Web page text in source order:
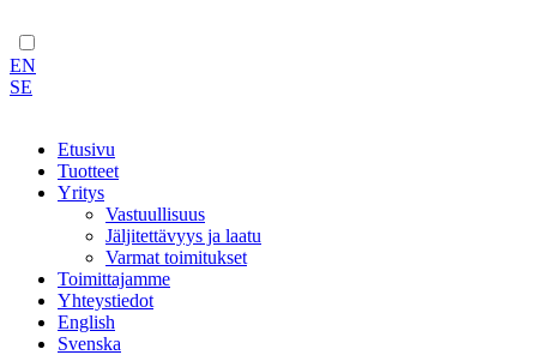
EN
SE
Etusivu
Tuotteet
Yritys
Vastuullisuus
Jäljitettävyys ja laatu
Varmat toimitukset
Toimittajamme
Yhteystiedot
English
Svenska